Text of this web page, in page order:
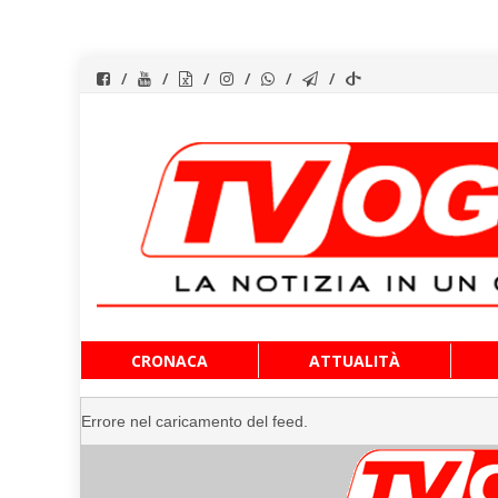
al
contenuto
CRONACA ATTUALITÀ
Errore nel caricamento del feed.